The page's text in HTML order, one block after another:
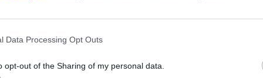
Data Processing Opt Outs
opt-out of the Sharing of my personal data.
o primeiro título ATP da carreira ao
uma edição marcada pela elevada
portugueses e pela projeção internacional